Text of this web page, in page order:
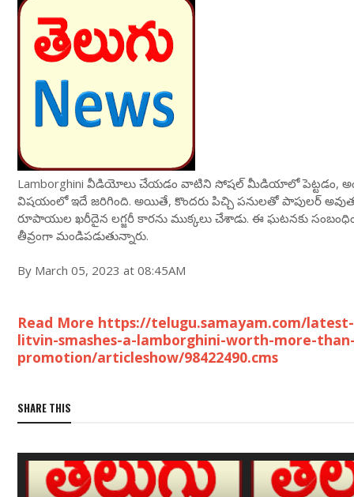
Lamborghini వీడియోలు చేయడం వాటిని సోషల్ మీడియాలో పెట్టడం,
విషయంలో ఇదే జరిగింది. అయితే, కొందరు పిచ్చి పనులతో పాపులర్
రూపాయుల ఖరీదైన లగ్జరీ కారను ముక్కలు చేశాడు. ఈ ఘటనకు
తీవ్రంగా మండిపడుతున్నారు.
By March 05, 2023 at 08:45AM
Read More https://telugu.samayam.com/
litvin-smashes-a-lamborghini-worth-more-
promotion/articleshow/98422490.cms
SHARE THIS